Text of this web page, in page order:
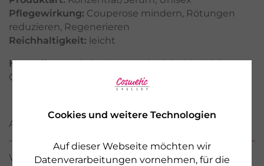
Cookies und weitere Technologien
Auf dieser Webseite möchten wir
Datenverarbeitungen vornehmen, für die
Pflegewirkung: Couperose mindern, Rötungen
reduzieren, Regenerieren
Reichhaltigkeit: leicht
Hersteller:Made in Germany by DR. GRANDEL
GmbH, Augsburg, www.drgrandel.com
ANWENDUNG
WIRKSTOFFE / INCI